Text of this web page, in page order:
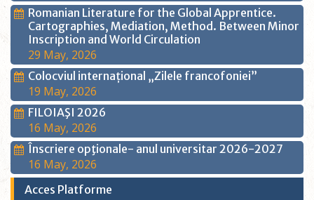
Romanian Literature for the Global Apprentice.
Cartographies, Mediation, Method. Between Minor
Inscription and World Circulation
29 May, 2026
Colocviul internațional „Zilele francofoniei”
19 May, 2026
FILOIAŞI 2026
16 May, 2026
Înscriere opţionale- anul universitar 2026-2027
16 May, 2026
Acces Platforme